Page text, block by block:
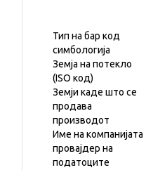
Тип на бар код
симбологија
Земја на потекло
(ISO код)
Земји каде што се
продава
производот
Име на компанијата
провајдер на
податоците